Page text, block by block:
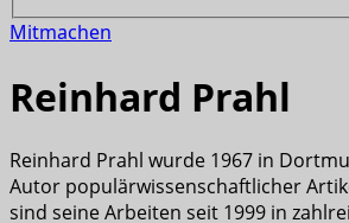
Mitmachen
Reinhard Prahl
Reinhard Prahl wurde 1967 in
Autor populärwissenschaftlicher
sind seine Arbeiten seit 1999 in